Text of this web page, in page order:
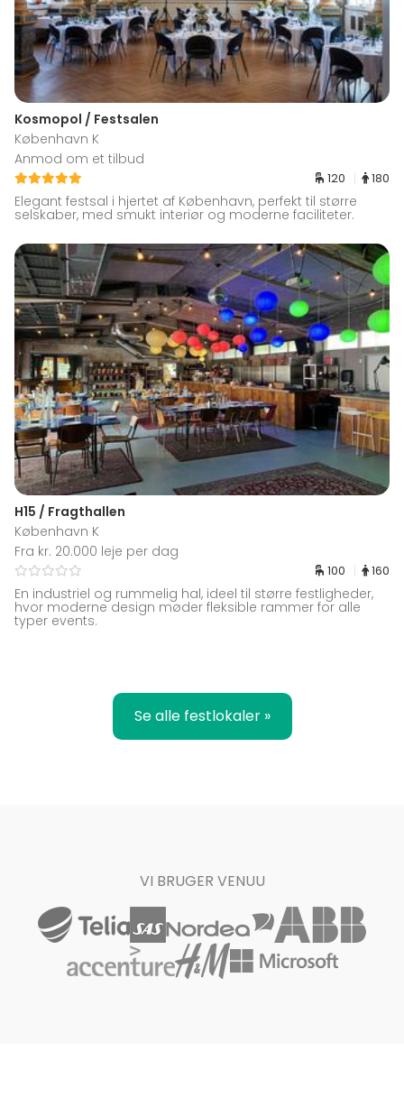
Kosmopol / Festsalen
København K
Anmod om et tilbud
120 180
Elegant festsal i hjertet af København, perfekt til større
selskaber, med smukt interiør og moderne faciliteter.
H15 / Fragthallen
København K
Fra kr. 20.000 leje per dag
100 160
En industriel og rummelig hal, ideel til større festligheder,
hvor moderne design møder fleksible rammer for alle
typer events.
Se alle festlokaler »
VI BRUGER VENUU